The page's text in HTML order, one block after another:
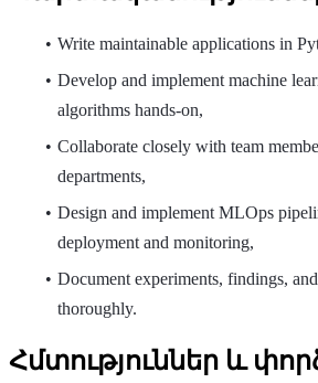
Write maintainable applications in
Develop and implement machine
algorithms hands-on,
Collaborate closely with team
departments,
Design and implement MLOps
deployment and monitoring,
Document experiments, findings,
thoroughly.
Հմտություններ և